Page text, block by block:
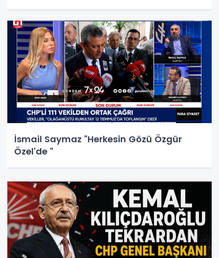
İsmail Saymaz "Herkesin Gözü Özgür
Özel'de "